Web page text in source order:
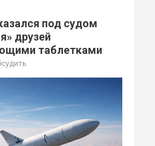
под судом
друзей
таблетками